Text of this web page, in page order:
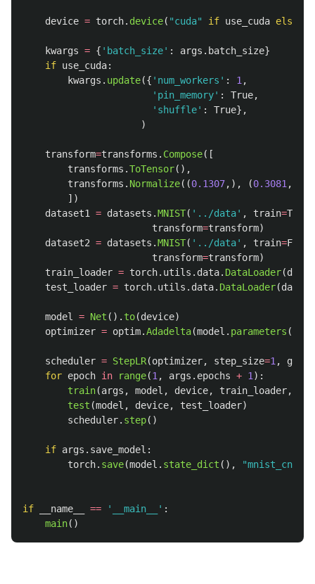
device = torch. device( "cuda" if use_cuda else
kwargs = { ' batch_size' : args . batch_size}
if use_cuda:
kwargs . update({ ' num_workers ' : 1 ,
' pin_memory' : True,
' shuffle' : True},
)
transform=transforms . Compose([
transforms .ToTensor(),
transforms . Normalize((0.1307,), (0.3081 ,))
])
dataset1
= datasets .MNIST( ' ../data' , train=True
transform=transform)
dataset2 = datasets .MNIST( ' ../data' , train=False
transform=transform)
train_loader = torch. utils . data. DataLoader(
test_loader = torch. utils . data. DataLoader(
model = Net (). to(device)
optimizer = optim.Adadelta(model . parameters (),
scheduler = StepLR(optimizer, step_size=1 ,
gamma
for epoch in range(1 , args . epochs + 1 ):
train(args , model , device, train_loader,
test (model , device, test_loader)
scheduler. step()
if args . save_model :
torch. save(model . state_dict (), "mnist_cnn.pt
if __name__ == ' __main__ ' :
main()